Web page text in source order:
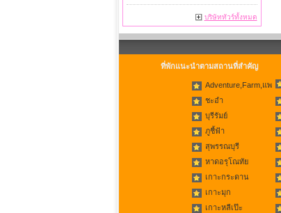
บริษัททัวร์ทั้งหมด
ที่พักแนะนำตามสถานที่สำคัญ
Adventure,Farm,แพ
ชะอำ
บุรีรัมย์
ภูชี้ฟ้า
สุพรรณบุรี
หาดอรุโณทัย
เกาะกระดาน
เกาะมุก
เกาะหลีเป๊ะ